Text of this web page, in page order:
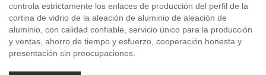
controla estrictamente los enlaces de producción del perfil de la
cortina de vidrio de la aleación de aluminio de aleación de
aluminio, con calidad confiable, servicio único para la producción
y ventas, ahorro de tiempo y esfuerzo, cooperación honesta y
presentación sin preocupaciones.